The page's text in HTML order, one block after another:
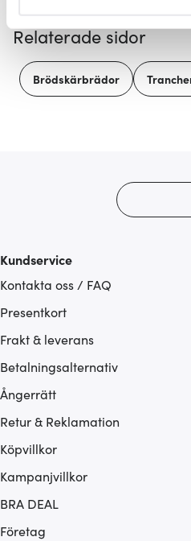
Vi använder cookies för att
ska anpassas efter det som
gör också att vi kan
Relaterade sidor
Brödskärbrädor
Kundservice
Kontakta oss / FAQ
Presentkort
Frakt & leverans
Betalningsalternativ
Ångerrätt
Retur & Reklamation
Köpvillkor
Kampanjvillkor
BRA DEAL
Företag